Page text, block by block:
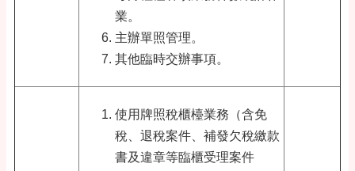
業。
主辦單照管理。
其他臨時交辦事項。
使用牌照稅櫃檯業務（含免
稅、退稅案件、補發欠稅繳款
書及違章等臨櫃受理案件